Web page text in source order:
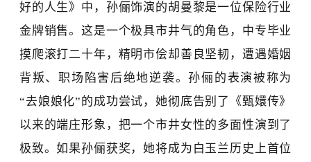
好的人生》中，孙俪饰演的胡曼黎是一位保险行业
金牌销售。这是一个极具市井气的角色 ， 中专毕业
摸爬滚打二十年，精明市侩却善良坚韧，遭遇婚姻
背叛、职场陷害后绝地逆袭。孙俪的表演被称为
“去娘娘化”的成功尝试 ，她彻底告别了《甄嬛传》
以来的端庄形象，把一个市井女性的多面性演到了
极致。如果孙俪获奖，她将成为白玉兰历史上首位